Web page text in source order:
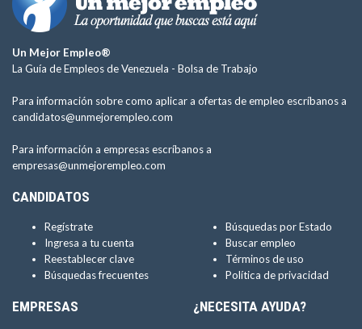
Un Mejor Empleo®
La Guía de Empleos de Venezuela - Bolsa de Trabajo
Para información sobre como aplicar a ofertas de empleo escríbanos a
candidatos@unmejorempleo.com
Para información a empresas escríbanos a
empresas@unmejorempleo.com
CANDIDATOS
Regístrate
Ingresa a tu cuenta
Reestablecer clave
Búsquedas frecuentes
Búsquedas por Estado
Buscar empleo
Términos de uso
Política de privacidad
EMPRESAS ¿NECESITA AYUDA?